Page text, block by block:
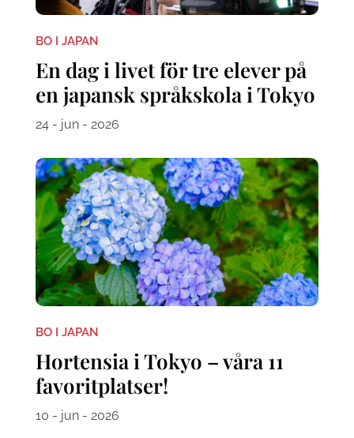
BO I JAPAN
En dag i livet för tre elever på
en japansk språkskola i Tokyo
24 - jun - 2026
BO I JAPAN
Hortensia i Tokyo – våra 11
favoritplatser!
10 - jun - 2026